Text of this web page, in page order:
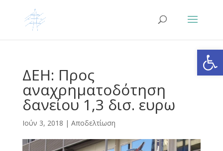
ΔΕΗ: Προς
αναχρηματοδότηση
δανείου 1,3 δισ. ευρω
Ιούν 3, 2018 | Αποδελτίωση